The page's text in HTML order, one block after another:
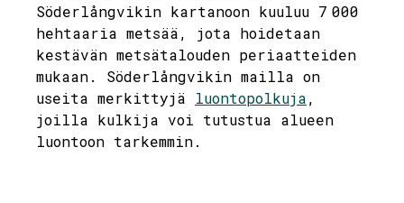
Söderlångvikin kartanoon kuuluu 7 000
hehtaaria metsää, jota hoidetaan
kestävän metsätalouden periaatteiden
mukaan. Söderlångvikin mailla on
useita merkittyjä luontopolkuja,
joilla kulkija voi tutustua alueen
luontoon tarkemmin.